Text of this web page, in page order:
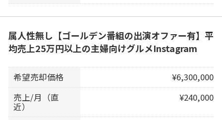
属人性無し【ゴールデン番組の出演オファー有】平
均売上25万円以上の主婦向けグルメInstagram
希望売却価格
¥6,300,000
売上/月（直
近）
¥240,000